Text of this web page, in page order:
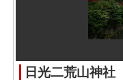
日光二荒山神